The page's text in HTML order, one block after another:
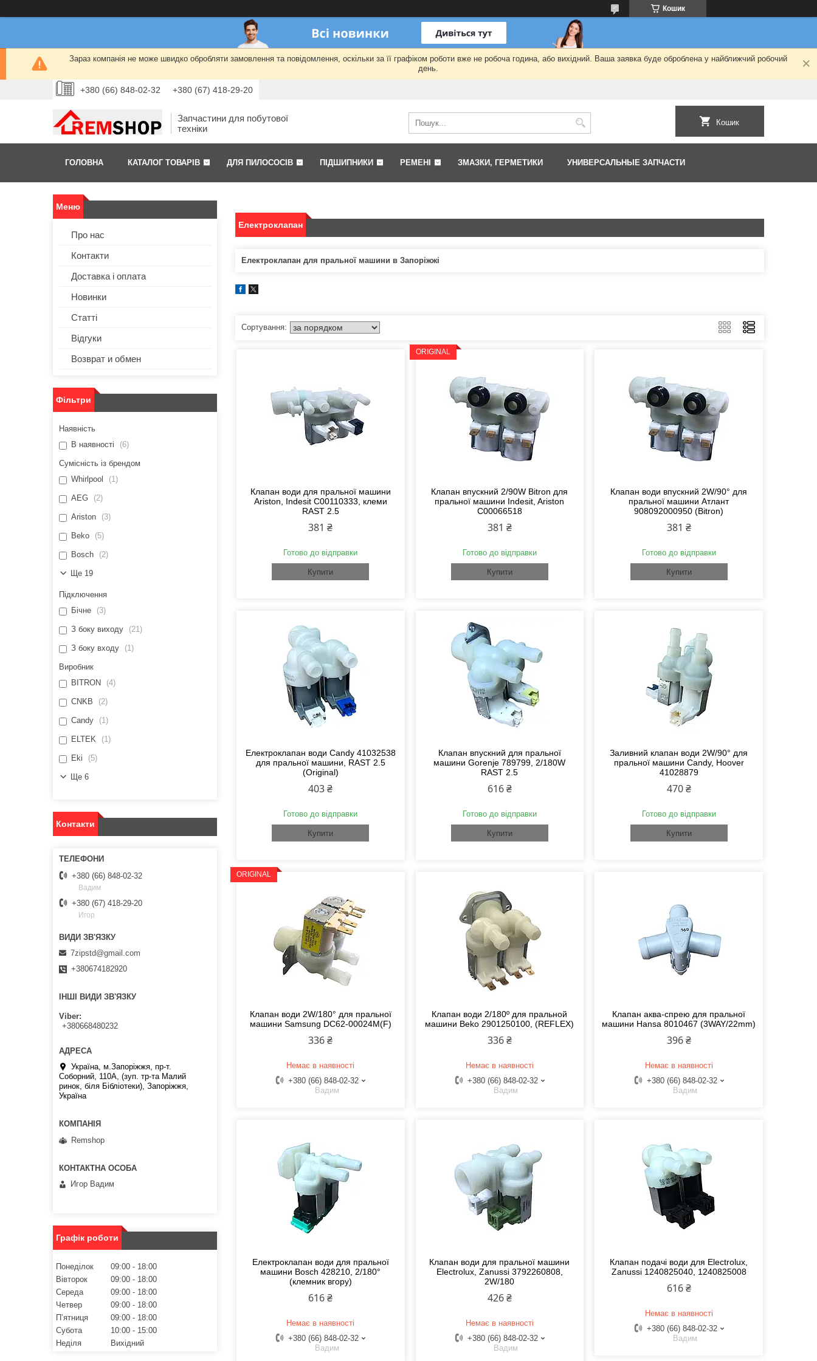
Кошик
Зараз компанія не може швидко обробляти замовлення та повідомлення, оскільки за її графіком роботи вже не робоча година, або вихідний. Ваша заявка буде оброблена у найближчий робочий
день.
+380 (66) 848-02-32 +380 (67) 418-29-20
Запчастини для побутової
техніки
Кошик
ГОЛОВНА КАТАЛОГ ТОВАРІВ ДЛЯ ПИЛОСОСІВ ПІДШИПНИКИ РЕМЕНІ ЗМАЗКИ, ГЕРМЕТИКИ УНИВЕРСАЛЬНЫЕ ЗАПЧАСТИ
Електроклапан
Електроклапан для пральної машини в Запоріжжі
Клапан води для пральної машини
Ariston, Indesit C00110333, клеми
RAST 2.5
381 ₴
Готово до відправки
Купити
ORIGINAL
Клапан впускний 2/90W Bitron для
пральної машини Indesit, Ariston
C00066518
381 ₴
Готово до відправки
Купити
Клапан води впускний 2W/90° для
пральної машини Атлант
908092000950 (Bitron)
381 ₴
Готово до відправки
Купити
Електроклапан води Candy 41032538
для пральної машини, RAST 2.5
(Original)
403 ₴
Готово до відправки
Купити
Клапан впускний для пральної
машини Gorenje 789799, 2/180W
RAST 2.5
616 ₴
Готово до відправки
Купити
Заливний клапан води 2W/90° для
пральної машини Candy, Hoover
41028879
470 ₴
Готово до відправки
Купити
ORIGINAL
Клапан води 2W/180° для пральної
машини Samsung DC62-00024M(F)
336 ₴
Немає в наявності
+380 (66) 848-02-32
Вадим
Клапан води 2/180º для пральной
машини Beko 2901250100, (REFLEX)
336 ₴
Немає в наявності
+380 (66) 848-02-32
Вадим
Клапан аква-спрею для пральної
машини Hansa 8010467 (3WAY/22mm)
396 ₴
Немає в наявності
+380 (66) 848-02-32
Вадим
Електроклапан води для пральної
машини Bosch 428210, 2/180°
(клемник вгору)
616 ₴
Немає в наявності
+380 (66) 848-02-32
Вадим
Клапан води для пральної машини
Electrolux, Zanussi 3792260808,
2W/180
426 ₴
Немає в наявності
+380 (66) 848-02-32
Вадим
Клапан подачі води для Electrolux,
Zanussi 1240825040, 1240825008
616 ₴
Немає в наявності
+380 (66) 848-02-32
Вадим
Про нас
Контакти
Доставка і оплата
Новинки
Статті
Відгуки
Возврат и обмен
Фільтри
Наявність
В наявності
6
Сумісність із брендом
Whirlpool
1
AEG 2
Ariston 3
Beko 5
Bosch 2
Ще 19
Підключення
Бічне
3
З боку виходу 21
З боку входу 1
Виробник
BITRON
4
CNKB 2
Candy 1
ELTEK 1
Eki 5
Ще 6
Контакти
+380 (66) 848-02-32
Вадим
+380 (67) 418-29-20
Игор
7zipstd@gmail.com
+380674182920
ІНШІ ВИДИ ЗВ'ЯЗКУ
Viber
+380668480232
Україна, м.Запоріжжя, пр-т.
Соборний, 110А, (зуп. тр-та Малий
ринок, біля Бібліотеки), Запоріжжя,
Україна
Remshop
Игор Вадим
Графік роботи
Понеділок 09:00
18:00
Вівторок
09:00
18:00
Середа
09:00
18:00
Четвер
09:00
18:00
Пʼятниця
09:00
18:00
Субота
10:00
15:00
Неділя
Вихідний